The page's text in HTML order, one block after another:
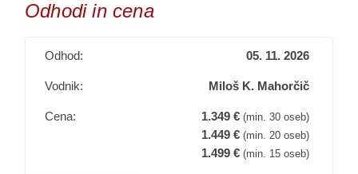
DDV
Doplačilo (na poti)
25.- € za napitnine
Doplačila po želji (ob prijavi)
399.- € za enoposteljno sobo
80.- € za zavarovanje rizika odpovedi
Odhodi in cena
Odhod: 05. 11. 2026
Vodnik: Miloš K. Mahorčič
Cena: 1.349 € (min. 30 oseb)
1.449 € (min. 20 oseb)
1.499 € (min. 15 oseb)